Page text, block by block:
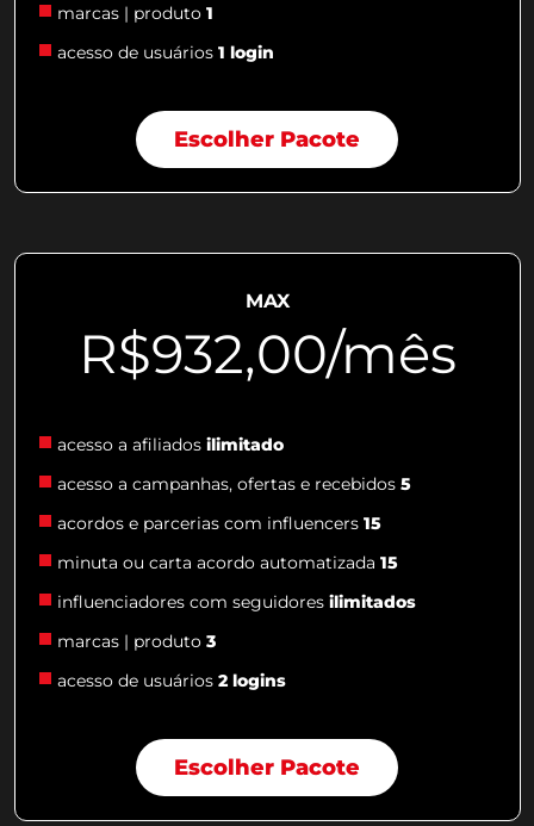
marcas | produto 1
acesso de usuários 1 login
Escolher Pacote
MAX
R$932,00/mês
acesso a afiliados ilimitado
acesso a campanhas, ofertas e recebidos 5
acordos e parcerias com influencers 15
minuta ou carta acordo automatizada 15
influenciadores com seguidores ilimitados
marcas | produto 3
acesso de usuários 2 logins
Escolher Pacote